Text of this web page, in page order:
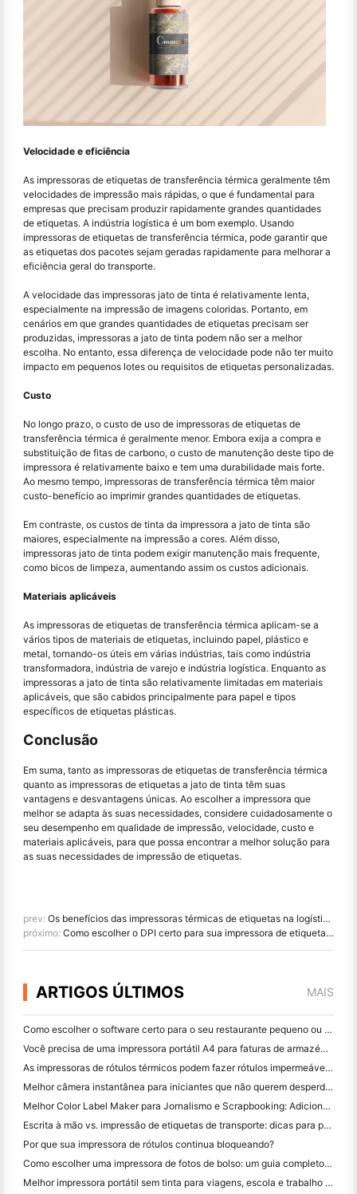
Velocidade e eficiência
As impressoras de etiquetas de transferência térmica geralmente têm
velocidades de impressão mais rápidas, o que é fundamental para
empresas que precisam produzir rapidamente grandes quantidades
de etiquetas. A indústria logística é um bom exemplo. Usando
impressoras de etiquetas de transferência térmica, pode garantir que
as etiquetas dos pacotes sejam geradas rapidamente para melhorar a
eficiência geral do transporte.
A velocidade das impressoras jato de tinta é relativamente lenta,
especialmente na impressão de imagens coloridas. Portanto, em
cenários em que grandes quantidades de etiquetas precisam ser
produzidas, impressoras a jato de tinta podem não ser a melhor
escolha. No entanto, essa diferença de velocidade pode não ter muito
impacto em pequenos lotes ou requisitos de etiquetas personalizadas.
Custo
No longo prazo, o custo de uso de impressoras de etiquetas de
transferência térmica é geralmente menor. Embora exija a compra e
substituição de fitas de carbono, o custo de manutenção deste tipo de
impressora é relativamente baixo e tem uma durabilidade mais forte.
Ao mesmo tempo, impressoras de transferência térmica têm maior
custo-benefício ao imprimir grandes quantidades de etiquetas.
Em contraste, os custos de tinta da impressora a jato de tinta são
maiores, especialmente na impressão a cores. Além disso,
impressoras jato de tinta podem exigir manutenção mais frequente,
como bicos de limpeza, aumentando assim os custos adicionais.
Materiais aplicáveis
As impressoras de etiquetas de transferência térmica aplicam-se a
vários tipos de materiais de etiquetas, incluindo papel, plástico e
metal, tornando-os úteis em várias indústrias, tais como indústria
transformadora, indústria de varejo e indústria logística. Enquanto as
impressoras a jato de tinta são relativamente limitadas em materiais
aplicáveis, que são cabidos principalmente para papel e tipos
específicos de etiquetas plásticas.
Conclusão
Em suma, tanto as impressoras de etiquetas de transferência térmica
quanto as impressoras de etiquetas a jato de tinta têm suas
vantagens e desvantagens únicas. Ao escolher a impressora que
melhor se adapta às suas necessidades, considere cuidadosamente o
seu desempenho em qualidade de impressão, velocidade, custo e
materiais aplicáveis, para que possa encontrar a melhor solução para
as suas necessidades de impressão de etiquetas.
prev: Os benefícios das impressoras térmicas de etiquetas na logística moderna
próximo: Como escolher o DPI certo para sua impressora de etiquetas de transferência térmica
ARTIGOS ÚLTIMOS MAIS
Como escolher o software certo para o seu restaurante pequeno ou médio
Você precisa de uma impressora portátil A4 para faturas de armazém? O que realmente funciona
As impressoras de rótulos térmicos podem fazer rótulos impermeáveis ​​para produtos de pequenas empresas?
Melhor câmera instantânea para iniciantes que não querem desperdiçar papel
Melhor Color Label Maker para Jornalismo e Scrapbooking: Adicione Mais Cor a Cada Página
Escrita à mão vs. impressão de etiquetas de transporte: dicas para pequenas empresas em 2026
Por que sua impressora de rótulos continua bloqueando?
Como escolher uma impressora de fotos de bolso: um guia completo para usuários de jornal, viagens e iPhone
Melhor impressora portátil sem tinta para viagens, escola e trabalho móvel: Hanin MT620 Pro Review